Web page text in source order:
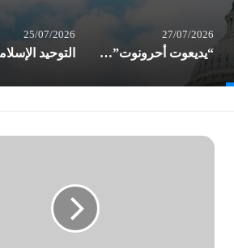
27/07/2026
“يديعوت أحرونوت”:تراجع مخزون “باتريوت” يهدد قدرة واشنطن على خوض الحرب مع إيران
25/07/2026